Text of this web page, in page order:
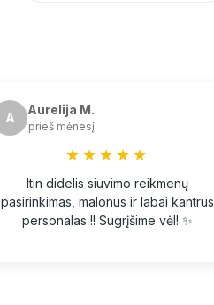
A
Aurelija M.
prieš mėnesį
★★★★★
Itin didelis siuvimo reikmenų
pasirinkimas, malonus ir labai kantrus
personalas !! Sugrįšime vėl! ✨️